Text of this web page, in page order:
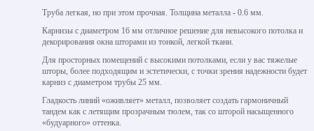
Труба легкая, но при этом прочная. Толщина металла - 0.6 мм.
Карнизы с диаметром 16 мм отличное решение для невысокого потолка и
декорирования окна шторами из тонкой, легкой ткани.
Для просторных помещений с высокими потолками, если у вас тяжелые
шторы, более подходящим и эстетически, с точки зрения надежности будет
карниз с диаметром трубы 25 мм.
Гладкость линий «оживляет» металл, позволяет создать гармоничный
тандем как с летящим прозрачным тюлем, так со шторой насыщенного
«будуарного» оттенка.